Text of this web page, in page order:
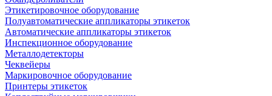
Этикетировочное оборудование
Полуавтоматические аппликаторы этикеток
Автоматические аппликаторы этикеток
Инспекционное оборудование
Металлодетекторы
Чеквейеры
Маркировочное оборудование
Принтеры этикеток